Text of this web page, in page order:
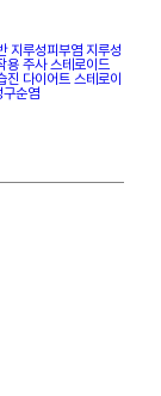
지루성피부염 지루성
용 주사 스테로이드
진 다이어트 스테로이
구순염